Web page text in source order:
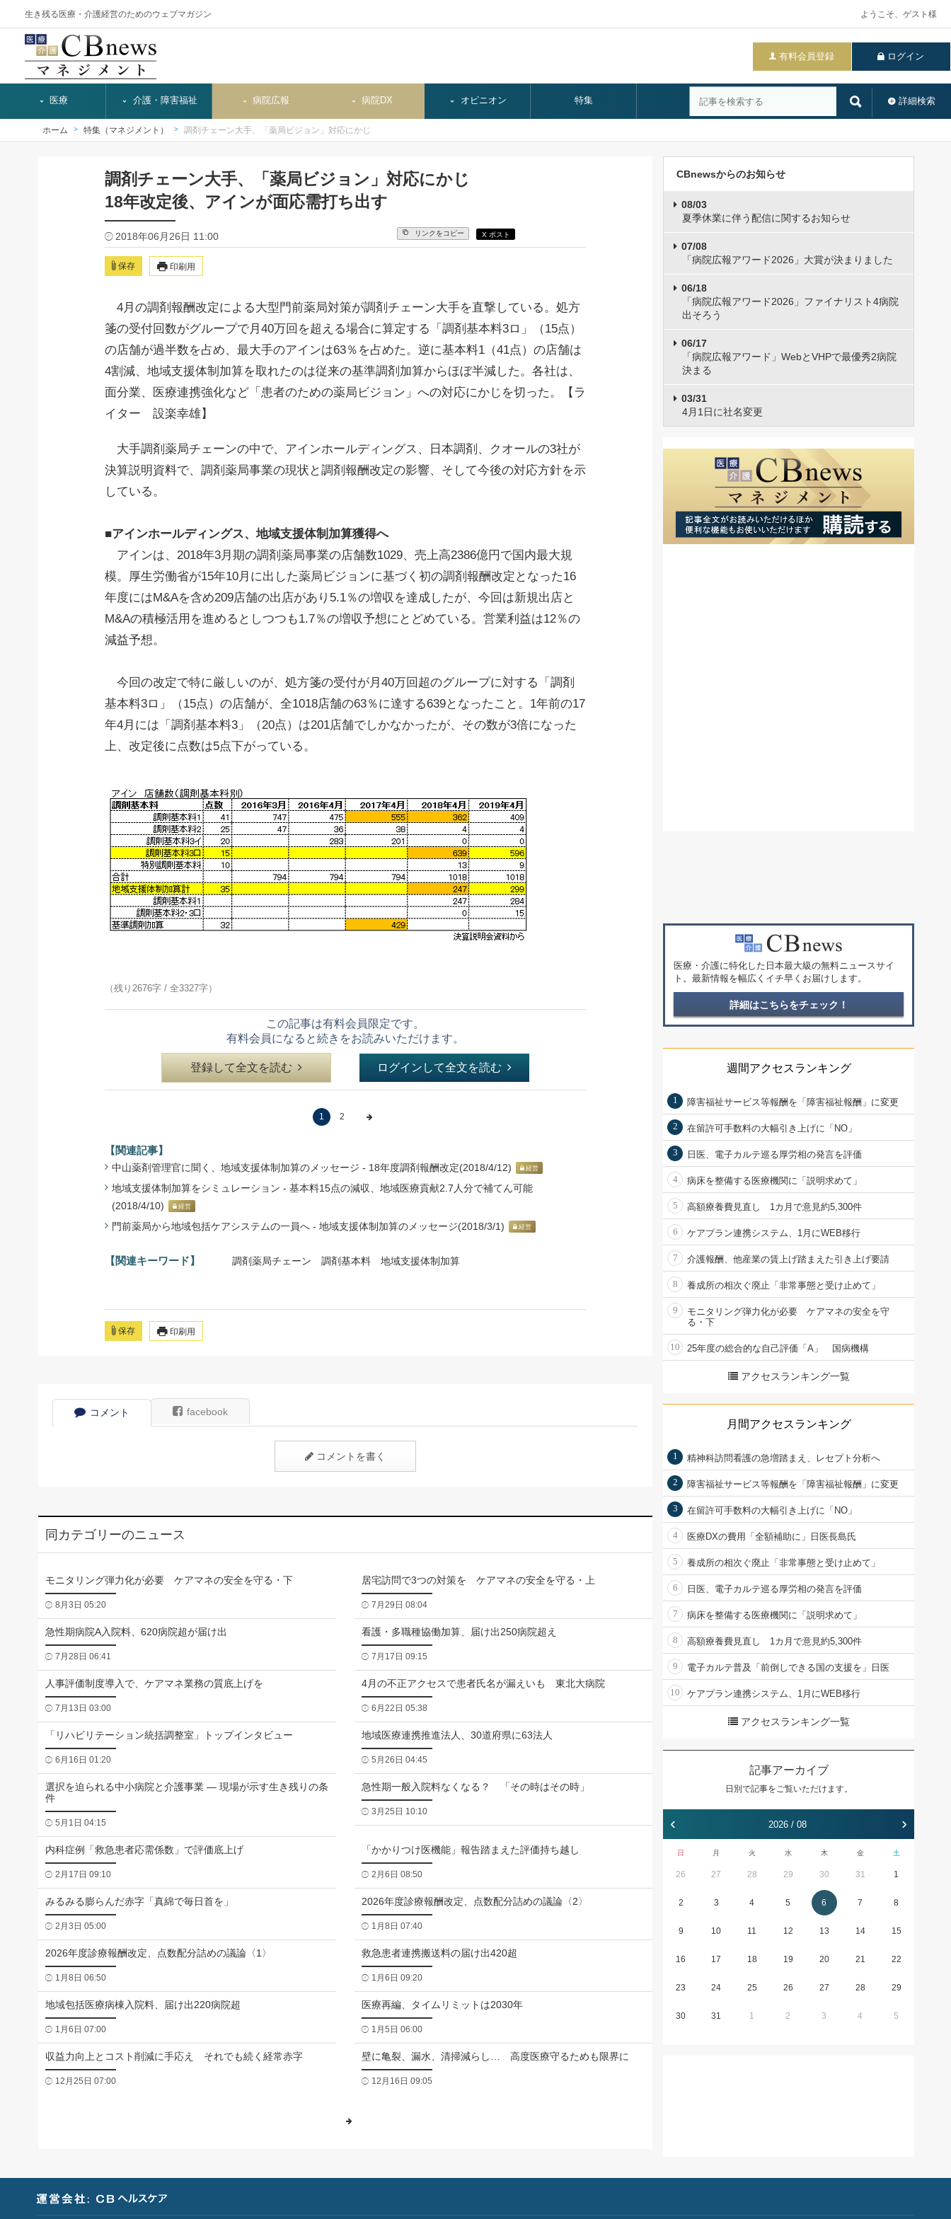
生き残る医療・介護経営のためのウェブマガジン ようこそ、ゲスト様
有料会員登録 ログイン
詳細検索
医療 介護・障害福祉 病院広報 病院DX オピニオン 特集
ホーム 特集（マネジメント） 調剤チェーン大手、「薬局ビジョン」対応にかじ
調剤チェーン大手、「薬局ビジョン」対応にかじ
18年改定後、アインが面応需打ち出す
2018年06月26日 11:00 リンクをコピー X ポスト
保存 印刷用
4月の調剤報酬改定による大型門前薬局対策が調剤チェーン大手を直撃している。処方
箋の受付回数がグループで月40万回を超える場合に算定する「調剤基本料3ロ」（15点）
の店舗が過半数を占め、最大手のアインは63％を占めた。逆に基本料1（41点）の店舗は
4割減、地域支援体制加算を取れたのは従来の基準調剤加算からほぼ半減した。各社は、
面分業、医療連携強化など「患者のための薬局ビジョン」への対応にかじを切った。【ラ
イター 設楽幸雄】
大手調剤薬局チェーンの中で、アインホールディングス、日本調剤、クオールの3社が
決算説明資料で、調剤薬局事業の現状と調剤報酬改定の影響、そして今後の対応方針を示
している。
■アインホールディングス、地域支援体制加算獲得へ
アインは、2018年3月期の調剤薬局事業の店舗数1029、売上高2386億円で国内最大規
模。厚生労働省が15年10月に出した薬局ビジョンに基づく初の調剤報酬改定となった16
年度にはM&Aを含め209店舗の出店があり5.1％の増収を達成したが、今回は新規出店と
M&Aの積極活用を進めるとしつつも1.7％の増収予想にとどめている。営業利益は12％の
減益予想。
今回の改定で特に厳しいのが、処方箋の受付が月40万回超のグループに対する「調剤
基本料3ロ」（15点）の店舗が、全1018店舗の63％に達する639となったこと。1年前の17
年4月には「調剤基本料3」（20点）は201店舗でしかなかったが、その数が3倍になった
上、改定後に点数は5点下がっている。
（残り2676字 / 全3327字）
この記事は有料会員限定です。
有料会員になると続きをお読みいただけます。
登録して全文を読む ログインして全文を読む
1 2
【関連記事】
中山薬剤管理官に聞く、地域支援体制加算のメッセージ - 18年度調剤報酬改定(2018/4/12) 経営
地域支援体制加算をシミュレーション - 基本料15点の減収、地域医療貢献2.7人分で補てん可能
(2018/4/10)
経営
門前薬局から地域包括ケアシステムの一員へ - 地域支援体制加算のメッセージ(2018/3/1) 経営
【関連キーワード】 調剤薬局チェーン 調剤基本料 地域支援体制加算
保存 印刷用
コメント facebook
コメントを書く
同カテゴリーのニュース
モニタリング弾力化が必要 ケアマネの安全を守る・下
8月3日 05:20
居宅訪問で3つの対策を ケアマネの安全を守る・上
7月29日 08:04
急性期病院A入院料、620病院超が届け出
7月28日 06:41
看護・多職種協働加算、届け出250病院超え
7月17日 09:15
人事評価制度導入で、ケアマネ業務の質底上げを
7月13日 03:00
4月の不正アクセスで患者氏名が漏えいも 東北大病院
6月22日 05:38
「リハビリテーション統括調整室」トップインタビュー
6月16日 01:20
地域医療連携推進法人、30道府県に63法人
5月26日 04:45
選択を迫られる中小病院と介護事業 ― 現場が示す生き残りの条
件
5月1日 04:15
急性期一般入院料なくなる？ 「その時はその時」
3月25日 10:10
内科症例「救急患者応需係数」で評価底上げ
2月17日 09:10
「かかりつけ医機能」報告踏まえた評価持ち越し
2月6日 08:50
みるみる膨らんだ赤字「真綿で毎日首を」
2月3日 05:00
2026年度診療報酬改定、点数配分詰めの議論〈2〉
1月8日 07:40
2026年度診療報酬改定、点数配分詰めの議論〈1〉
1月8日 06:50
救急患者連携搬送料の届け出420超
1月6日 09:20
地域包括医療病棟入院料、届け出220病院超
1月6日 07:00
医療再編、タイムリミットは2030年
1月5日 06:00
収益力向上とコスト削減に手応え それでも続く経常赤字
12月25日 07:00
壁に亀裂、漏水、清掃減らし… 高度医療守るためも限界に
12月16日 09:05
CBnewsからのお知らせ
08/03
夏季休業に伴う配信に関するお知らせ
07/08
「病院広報アワード2026」大賞が決まりました
06/18
「病院広報アワード2026」ファイナリスト4病院
出そろう
06/17
「病院広報アワード」WebとVHPで最優秀2病院
決まる
03/31
4月1日に社名変更
医療・介護に特化した日本最大級の無料ニュースサイ
ト。最新情報を幅広くイチ早くお届けします。
詳細はこちらをチェック！
週間アクセスランキング
1 障害福祉サービス等報酬を「障害福祉報酬」に変更
2 在留許可手数料の大幅引き上げに「NO」
3 日医、電子カルテ巡る厚労相の発言を評価
4 病床を整備する医療機関に「説明求めて」
5 高額療養費見直し 1カ月で意見約5,300件
6 ケアプラン連携システム、1月にWEB移行
7 介護報酬、他産業の賃上げ踏まえた引き上げ要請
8 養成所の相次ぐ廃止「非常事態と受け止めて」
9
モニタリング弾力化が必要 ケアマネの安全を守
る・下
10 25年度の総合的な自己評価「A」 国病機構
アクセスランキング一覧
月間アクセスランキング
1 精神科訪問看護の急増踏まえ、レセプト分析へ
2 障害福祉サービス等報酬を「障害福祉報酬」に変更
3 在留許可手数料の大幅引き上げに「NO」
4 医療DXの費用「全額補助に」日医長島氏
5 養成所の相次ぐ廃止「非常事態と受け止めて」
6 日医、電子カルテ巡る厚労相の発言を評価
7 病床を整備する医療機関に「説明求めて」
8 高額療養費見直し 1カ月で意見約5,300件
9 電子カルテ普及「前倒しできる国の支援を」日医
10 ケアプラン連携システム、1月にWEB移行
アクセスランキング一覧
記事アーカイブ
日別で記事をご覧いただけます。
‹ 2026 / 08 ›
日 月 火 水 木 金 土
26 27 28 29 30 31 1
2 3 4 5 6 7 8
9 10 11 12 13 14 15
16 17 18 19 20 21 22
23 24 25 26 27 28 29
30 31 1 2 3 4 5